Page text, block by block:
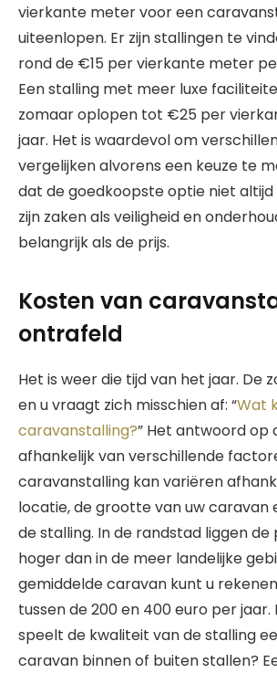
vierkante meter voor een
uiteenlopen. Er zijn stallingen te
rond de €15 per vierkante meter
Een stalling met meer luxe
zomaar oplopen tot €25 per
jaar. Het is waardevol om
vergelijken alvorens een keuze te
dat de goedkoopste optie niet altijd
zijn zaken als veiligheid en
belangrijk als de prijs.
Kosten van
ontrafeld
Het is weer die tijd van het jaar. De
en u vraagt zich misschien af: “Wat
caravanstalling?” Het antwoord op
afhankelijk van verschillende
caravanstalling kan variëren
locatie, de grootte van uw caravan
de stalling. In de randstad liggen de
hoger dan in de meer landelijke
gemiddelde caravan kunt u
tussen de 200 en 400 euro per
speelt de kwaliteit van de stalling
caravan binnen of buiten stallen?